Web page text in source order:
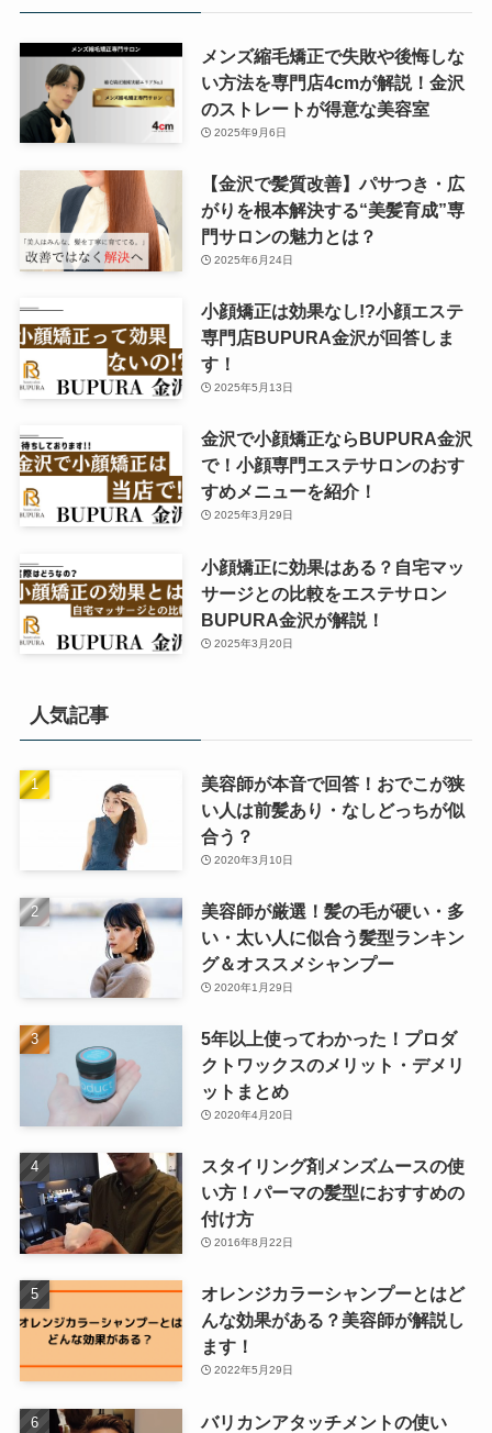
メンズ縮毛矯正で失敗や後悔しな
い方法を専門店4cmが解説！金沢
のストレートが得意な美容室
2025年9月6日
【金沢で髪質改善】パサつき・広
がりを根本解決する“美髪育成”専
門サロンの魅力とは？
2025年6月24日
小顔矯正は効果なし!?小顔エステ
専門店BUPURA金沢が回答しま
す！
2025年5月13日
金沢で小顔矯正ならBUPURA金沢
で！小顔専門エステサロンのおす
すめメニューを紹介！
2025年3月29日
小顔矯正に効果はある？自宅マッ
サージとの比較をエステサロン
BUPURA金沢が解説！
2025年3月20日
人気記事
美容師が本音で回答！おでこが狭
い人は前髪あり・なしどっちが似
合う？
2020年3月10日
美容師が厳選！髪の毛が硬い・多
い・太い人に似合う髪型ランキン
グ＆オススメシャンプー
2020年1月29日
5年以上使ってわかった！プロダ
クトワックスのメリット・デメリ
ットまとめ
2020年4月20日
スタイリング剤メンズムースの使
い方！パーマの髪型におすすめの
付け方
2016年8月22日
オレンジカラーシャンプーとはど
んな効果がある？美容師が解説し
ます！
2022年5月29日
バリカンアタッチメントの使い